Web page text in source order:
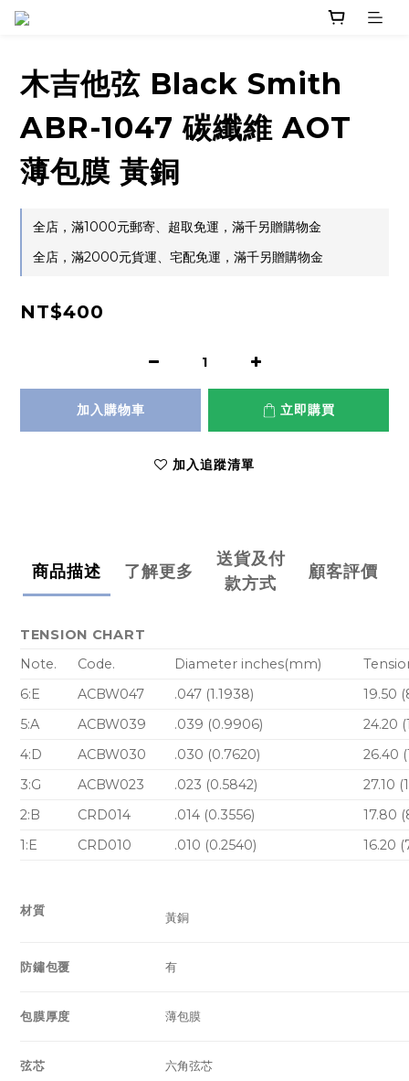
木吉他弦 Black Smith
ABR-1047 碳纖維 AOT
薄包膜 黃銅
全店，滿1000元郵寄、超取免運，滿千另贈購物金
全店，滿2000元貨運、宅配免運，滿千另贈購物金
NT$400
加入購物車 立即購買
加入追蹤清單
商品描述 了解更多
送貨及付
款方式
顧客評價
TENSION CHART
Note.
Code. Diameter inches(mm)
6:E
ACBW047 .047 (1.1938)
19.50
5:A
ACBW039 .039 (0.9906)
24.20
4:D
ACBW030 .030 (0.7620)
26.40
3:G
ACBW023 .023 (0.5842)
27.10
2:B
CRD014 .014 (0.3556)
17.80
1:E
CRD010 .010 (0.2540) 16.20
材質
黃銅
防鏽包覆 有
包膜厚度 薄包膜
弦芯 六角弦芯